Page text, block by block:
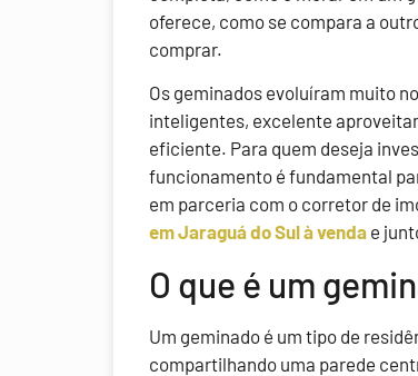
oferece, como se compara a
comprar.
Os geminados evoluíram muito
inteligentes, excelente
eficiente. Para quem deseja
funcionamento é fundamental
em parceria com o corretor de
em Jaraguá do Sul à venda e
O que é um
Um geminado é um tipo de
compartilhando uma parede